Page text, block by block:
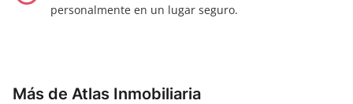
personalmente en un lugar seguro.
Más de Atlas Inmobiliaria